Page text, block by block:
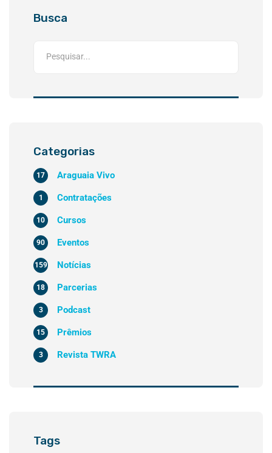
Busca
Categorias
Araguaia Vivo
17
Contratações
1
Cursos
10
Eventos
90
Notícias
159
Parcerias
18
Podcast
3
Prêmios
15
Revista TWRA
3
Tags